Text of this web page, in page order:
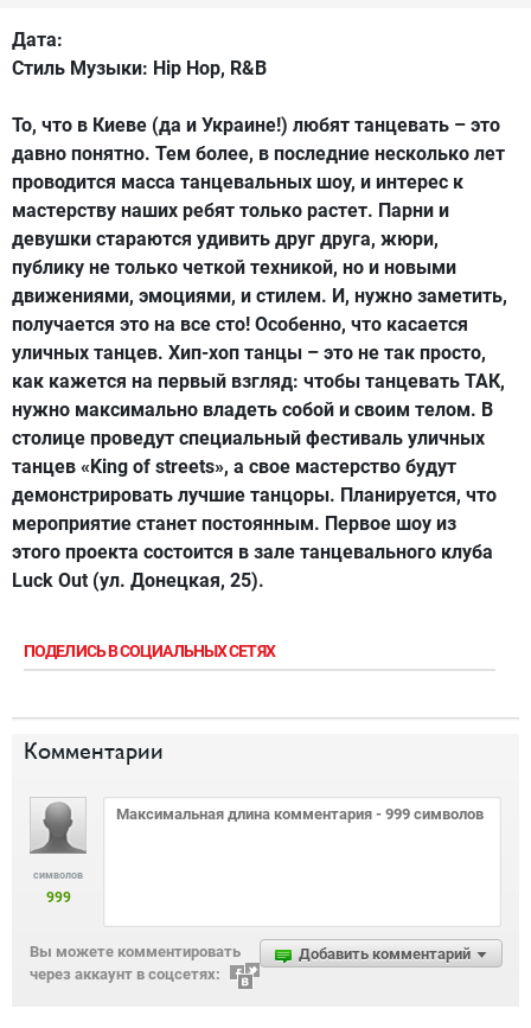
Дата:
Стиль Музыки: Hip Hop, R&B
То, что в Киеве (да и Украине!) любят танцевать – это
давно понятно. Тем более, в последние несколько лет
проводится масса танцевальных шоу, и интерес к
мастерству наших ребят только растет. Парни и
девушки стараются удивить друг друга, жюри,
публику не только четкой техникой, но и новыми
движениями, эмоциями, и стилем. И, нужно заметить,
получается это на все сто! Особенно, что касается
уличных танцев. Хип-хоп танцы – это не так просто,
как кажется на первый взгляд: чтобы танцевать ТАК,
нужно максимально владеть собой и своим телом. В
столице проведут специальный фестиваль уличных
танцев «King of streets», а свое мастерство будут
демонстрировать лучшие танцоры. Планируется, что
мероприятие станет постоянным. Первое шоу из
этого проекта состоится в зале танцевального клуба
Luck Out (ул. Донецкая, 25).
ПОДЕЛИСЬ В СОЦИАЛЬНЫХ СЕТЯХ
Комментарии
символов
999
Добавить комментарий
Вы можете комментировать
через аккаунт в соцсетях: